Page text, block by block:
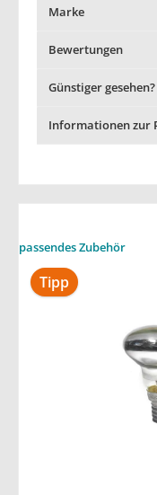
Marke
Bewertungen
Günstiger gesehen?
Informationen zur
passendes Zubehör
Tipp